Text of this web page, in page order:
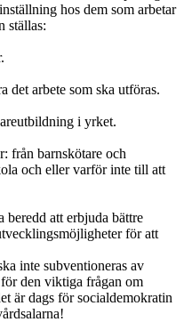
hos dem som arbetar
ställas:
det arbete som ska utföras.
i yrket.
från barnskötare och
och eller varför inte till att
beredd att erbjuda bättre
för att
inte subventioneras av
den viktiga frågan om
är dags för socialdemokratin